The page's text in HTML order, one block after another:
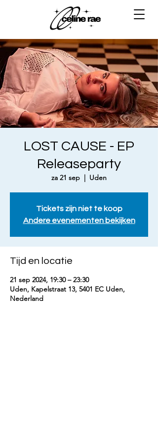
LOST CAUSE - EP
Releaseparty
za 21 sep
  |
Uden
Tickets zijn niet te koop
Andere evenementen bekijken
Tijd en locatie
21 sep 2024, 19:30 – 23:30
Uden, Kapelstraat 13, 5401 EC Uden,
Nederland